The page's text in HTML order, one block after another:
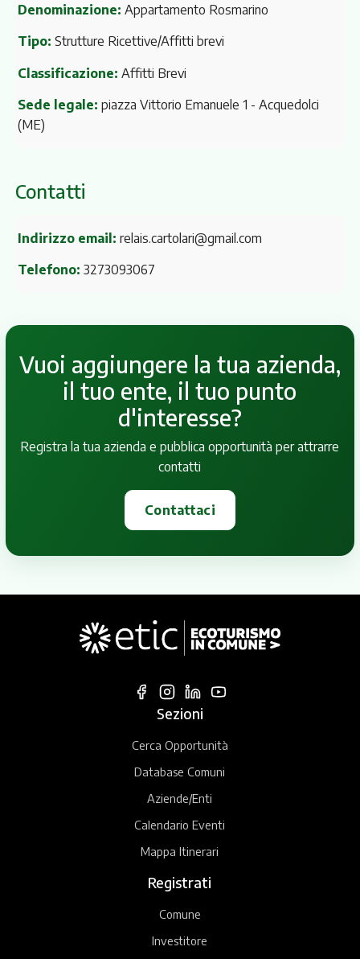
Denominazione: Appartamento Rosmarino
Tipo: Strutture Ricettive/Affitti brevi
Classificazione: Affitti Brevi
Sede legale: piazza Vittorio Emanuele 1 - Acquedolci
(ME)
Contatti
Indirizzo email: relais.cartolari@gmail.com
Telefono: 3273093067
Vuoi aggiungere la tua azienda,
il tuo ente, il tuo punto
d'interesse?
Registra la tua azienda e pubblica opportunità per attrarre
contatti
Contattaci
Sezioni
Cerca Opportunità
Database Comuni
Aziende/Enti
Calendario Eventi
Mappa Itinerari
Registrati
Comune
Investitore